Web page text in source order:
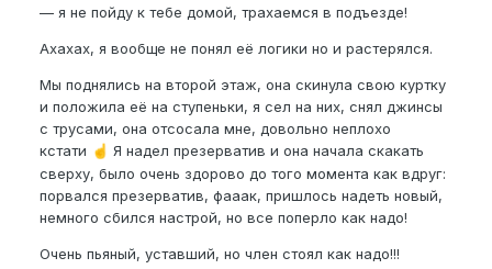
— я не пойду к тебе домой, трахаемся в подъезде!
Ахахах, я вообще не понял её логики но и растерялся.
Мы поднялись на второй этаж, она скинула свою куртку
и положила её на ступеньки, я сел на них, снял джинсы
с трусами, она отсосала мне, довольно неплохо
кстати ☝️ Я надел презерватив и она начала скакать
сверху, было очень здорово до того момента как вдруг:
порвался презерватив, фааак, пришлось надеть новый,
немного сбился настрой, но все поперло как надо!
Очень пьяный, уставший, но член стоял как надо!!!